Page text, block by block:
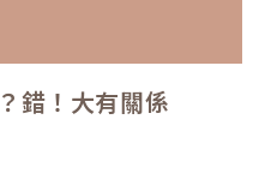
錯！大有關係